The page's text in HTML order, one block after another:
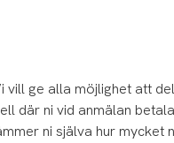
vill ge alla möjlighet att
där ni vid anmälan
ni själva hur